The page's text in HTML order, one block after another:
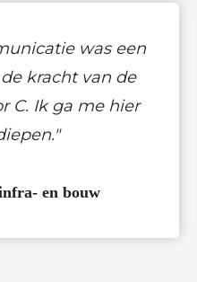
was een
kracht van de
C. Ik ga me hier
en bouw